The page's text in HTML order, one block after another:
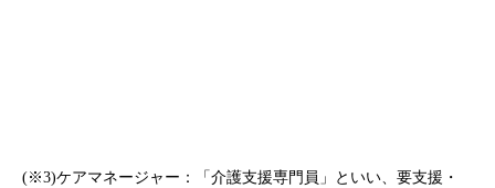
(※3)ケアマネージャー：「介護支援専門員」といい、要支援・